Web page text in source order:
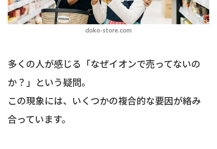
doko-store.com
多くの人が感じる「なぜイオンで売ってないの
か？」という疑問。
この現象には、いくつかの複合的な要因が絡み
合っています。